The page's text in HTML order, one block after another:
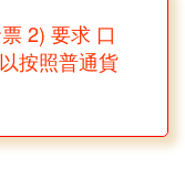
2) 要求 口
按照普通貨